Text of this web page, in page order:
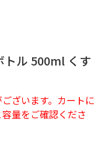
トル 500ml くす
ざいます。カートに
量をご確認くださ